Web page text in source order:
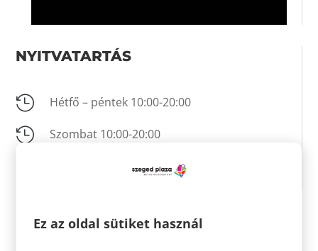
NYITVATARTÁS
 Hétfő – péntek 10:00-20:00
 Szombat 10:00-20:00
Vasárnap 10:00-18:00
KAPCSOLAT
Ez az oldal sütiket használ